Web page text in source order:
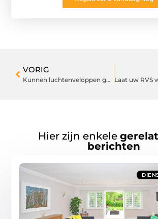
VORIG
Kunnen luchtenveloppen gerecycled worden?
Hier zijn enkele
berichten